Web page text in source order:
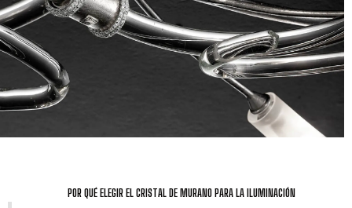
POR QUÉ ELEGIR EL CRISTAL DE MURANO PARA LA ILUMINACIÓN